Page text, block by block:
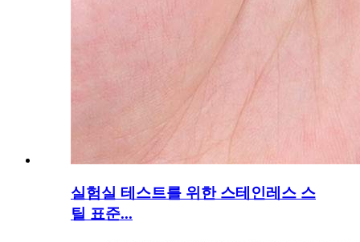
실험실 테스트를 위한 스테인레스 스
틸 표준...